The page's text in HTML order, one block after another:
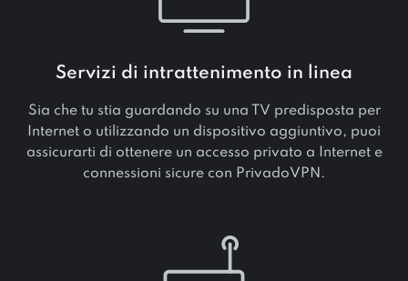
Servizi di intrattenimento in linea
Sia che tu stia guardando su una TV predisposta per
Internet o utilizzando un dispositivo aggiuntivo, puoi
assicurarti di ottenere un accesso privato a Internet e
connessioni sicure con PrivadoVPN.